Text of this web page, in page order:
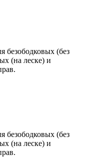
безободковых (без
(на леске) и
безободковых (без
(на леске) и